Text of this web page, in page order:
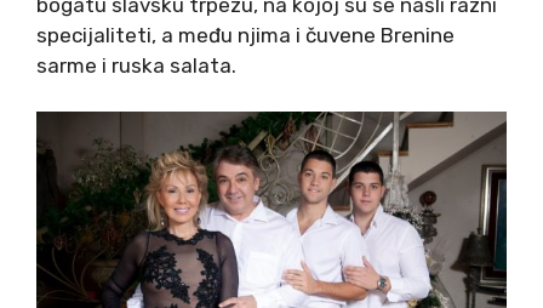
specijaliteti, a među njima i čuvene Brenine
sarme i ruska salata.